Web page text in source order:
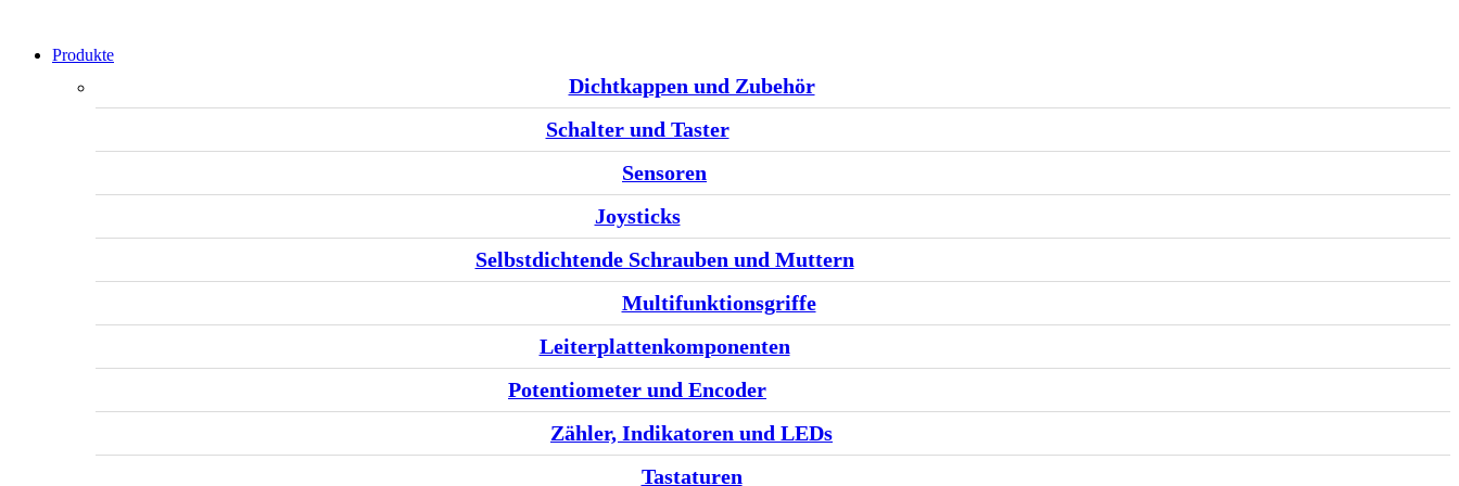
Produkte
Dichtkappen und Zubehör
Schalter und Taster
Sensoren
Joysticks
Selbstdichtende Schrauben und Muttern
Multifunktionsgriffe
Leiterplattenkomponenten
Potentiometer und Encoder
Zähler, Indikatoren und LEDs
Tastaturen